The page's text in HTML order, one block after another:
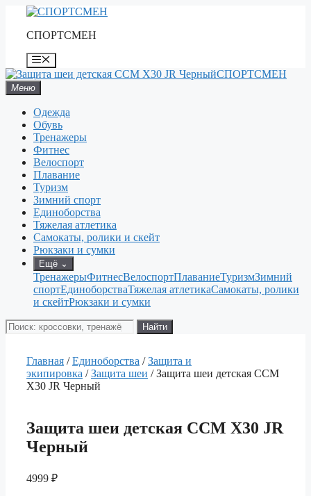
Перейти
содержимому
СПОРТСМЕН
Меню
СПОРТСМЕН
Меню
Одежда
Обувь
Тренажеры
Фитнес
Велоспорт
Плавание
Туризм
Зимний спорт
Единоборства
Тяжелая атлетика
Самокаты, ролики и скейт
Рюкзаки и сумки
Ещё ⌄
ТренажерыФитнесВелоспортПлаваниеТуризмЗимний
спортЕдиноборстваТяжелая атлетикаСамокаты, ролики
и скейтРюкзаки и сумки
Поиск
товаров
Найти
Главная /Единоборства /Защита и
экипировка /Защита шеи / Защита шеи детская CCM
X30 JR Черный
Защита шеи детская CCM X30 JR
Черный
4999 ₽